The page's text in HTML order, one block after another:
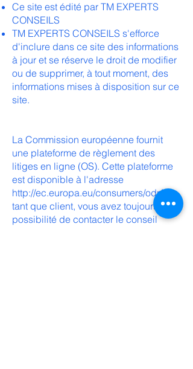
Ce site est édité par TM EXPERTS
CONSEILS
TM EXPERTS CONSEILS s'efforce
d'inclure dans ce site des informations
à jour et se réserve le droit de modifier
ou de supprimer, à tout moment, des
informations mises à disposition sur ce
site.
La Commission européenne fournit
une plateforme de règlement des
litiges en ligne (OS). Cette plateforme
est disponible à l'adresse
http://ec.europa.eu/consumers/odr/.En
tant que client, vous avez toujours la
possibilité de contacter le conseil